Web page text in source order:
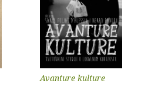
Avanture kulture